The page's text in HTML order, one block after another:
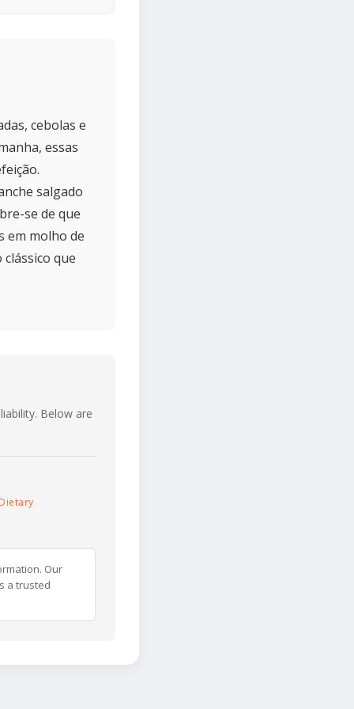
cebolas e
essas
salgado
se de que
em molho de
que
Below are
Our
a trusted